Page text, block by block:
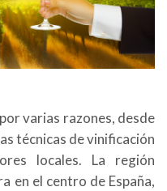
varias razones, desde
técnicas de vinificación
locales. La región
en el centro de España,